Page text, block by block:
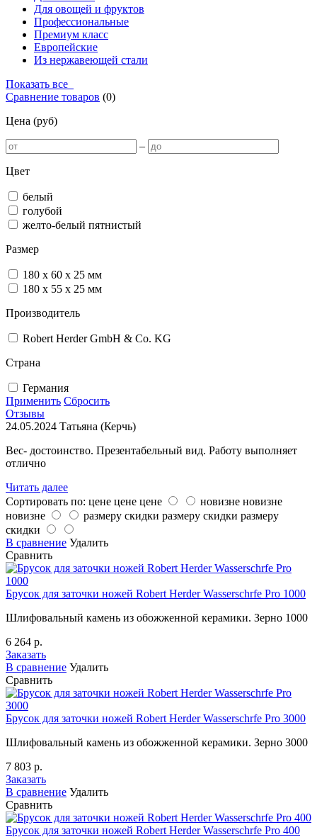
Для овощей и фруктов
Профессиональные
Премиум класс
Европейские
Из нержавеющей стали
Показать все
Сравнение товаров (0)
Цена (руб)
–
Цвет
белый
голубой
желто-белый пятнистый
Размер
180 х 60 х 25 мм
180 x 55 x 25 мм
Производитель
Robert Herder GmbH & Co. KG
Страна
Германия
Применить Сбросить
Отзывы
24.05.2024 Татьяна (Керчь)
Вес- достоинство. Презентабельный вид. Работу выполняет
отлично
Читать далее
Сортировать по: цене цене цене новизне новизне
новизне
размеру скидки размеру скидки размеру
скидки
В сравнение Удалить
Сравнить
Брусок для заточки ножей Robert Herder Wasserschrfe Pro 1000
Шлифовальный камень из обожженной керамики. Зерно 1000
6 264 р.
Заказать
В сравнение Удалить
Сравнить
Брусок для заточки ножей Robert Herder Wasserschrfe Pro 3000
Шлифовальный камень из обожженной керамики. Зерно 3000
7 803 р.
Заказать
В сравнение Удалить
Сравнить
Брусок для заточки ножей Robert Herder Wasserschrfe Pro 400